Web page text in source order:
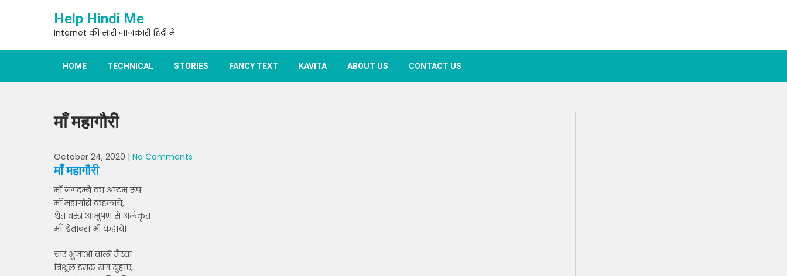
Help Hindi Me
Internet की सारी जानकारी हिंदी में
HOME TECHNICAL STORIES FANCY TEXT KAVITA ABOUT US CONTACT US
माँ महागौरी
October 24, 2020 | No Comments
माँ महागौरी
माँ जगदम्बे का अष्टम रूप
माँ महागौरी कहलाये,
श्वेत वस्त्र आभूषण से अलंकृत
माँ श्वेतांबरा भी कहाये।
चार भुजाओं वाली मैय्या
त्रिशूल डमरु संग सुहाए,